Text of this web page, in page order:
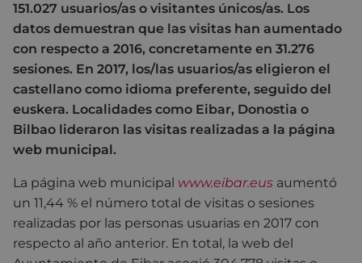
151.027 usuarios/as o visitantes únicos/as. Los
datos demuestran que las visitas han aumentado
con respecto a 2016, concretamente en 31.276
sesiones. En 2017, los/las usuarios/as eligieron el
castellano como idioma preferente, seguido del
euskera. Localidades como Eibar, Donostia o
Bilbao lideraron las visitas realizadas a la página
web municipal.
La página web municipal www.eibar.eus aumentó
un 11,44 % el número total de visitas o sesiones
realizadas por las personas usuarias en 2017 con
respecto al año anterior. En total, la web del